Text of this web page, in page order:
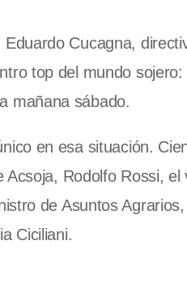
Cucagna,
top del mundo sojero:
mañana sábado.
en esa situación.
Acsoja, Rodolfo Rossi,
de Asuntos
Ciciliani.